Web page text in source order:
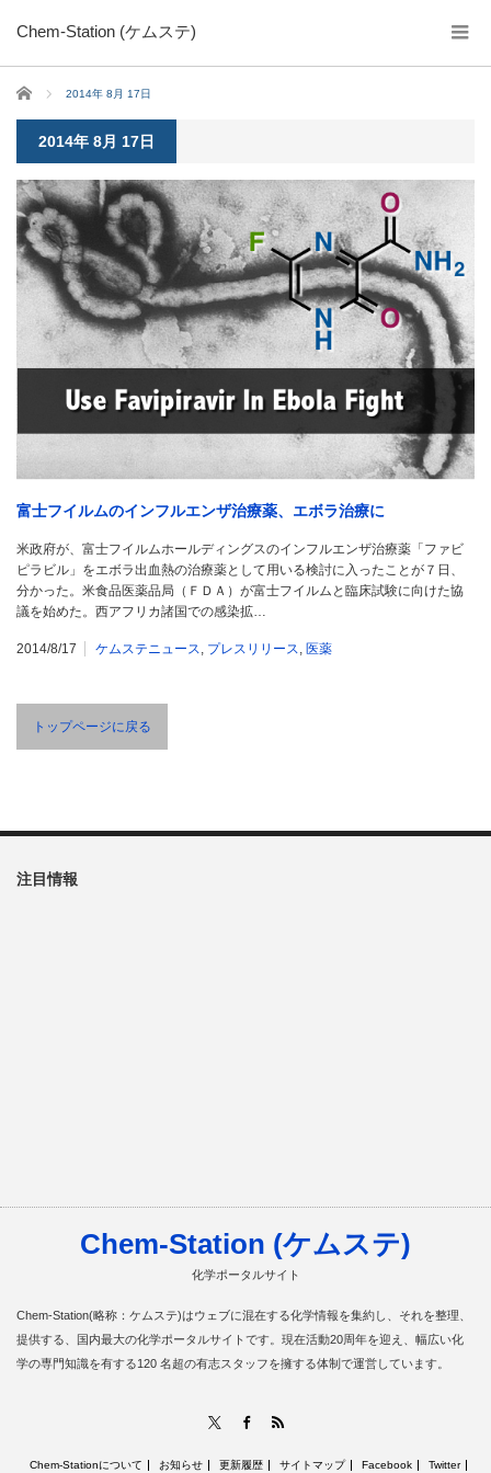
Chem-Station (ケムステ)
ホーム 2014年 8月 17日
2014年 8月 17日
富士フイルムのインフルエンザ治療薬、エボラ治療に
米政府が、富士フイルムホールディングスのインフルエンザ治療薬「ファビ
ピラビル」をエボラ出血熱の治療薬として用いる検討に入ったことが７日、
分かった。米食品医薬品局（ＦＤＡ）が富士フイルムと臨床試験に向けた協
議を始めた。西アフリカ諸国での感染拡…
2014/8/17 ケムステニュース プレスリリース 医薬
トップページに戻る
注目情報
Chem-Station (ケムステ)
化学ポータルサイト
Chem-Station(略称：ケムステ)はウェブに混在する化学情報を集約し、それを整理、
提供する、国内最大の化学ポータルサイトです。現在活動20周年を迎え、幅広い化
学の専門知識を有する120 名超の有志スタッフを擁する体制で運営しています。
Facebook
Chem-Stationについて お知らせ 更新履歴 サイトマップ Facebook Twitter